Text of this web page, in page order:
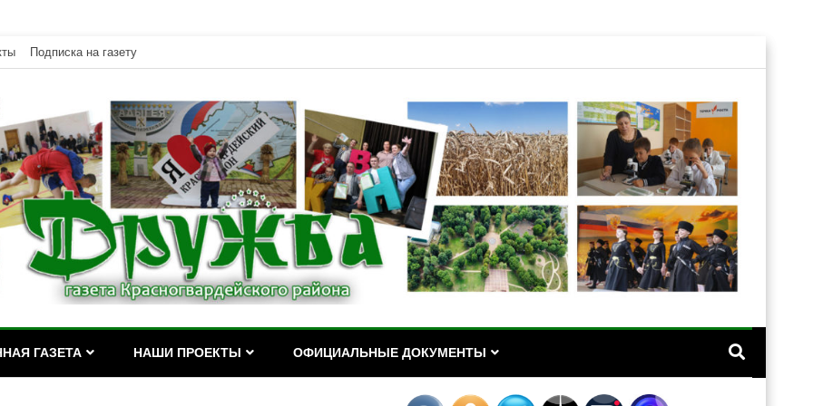
Подписка на газету
района РА
ГАЗЕТА НАШИ ПРОЕКТЫ ОФИЦИАЛЬНЫЕ ДОКУМЕНТЫ